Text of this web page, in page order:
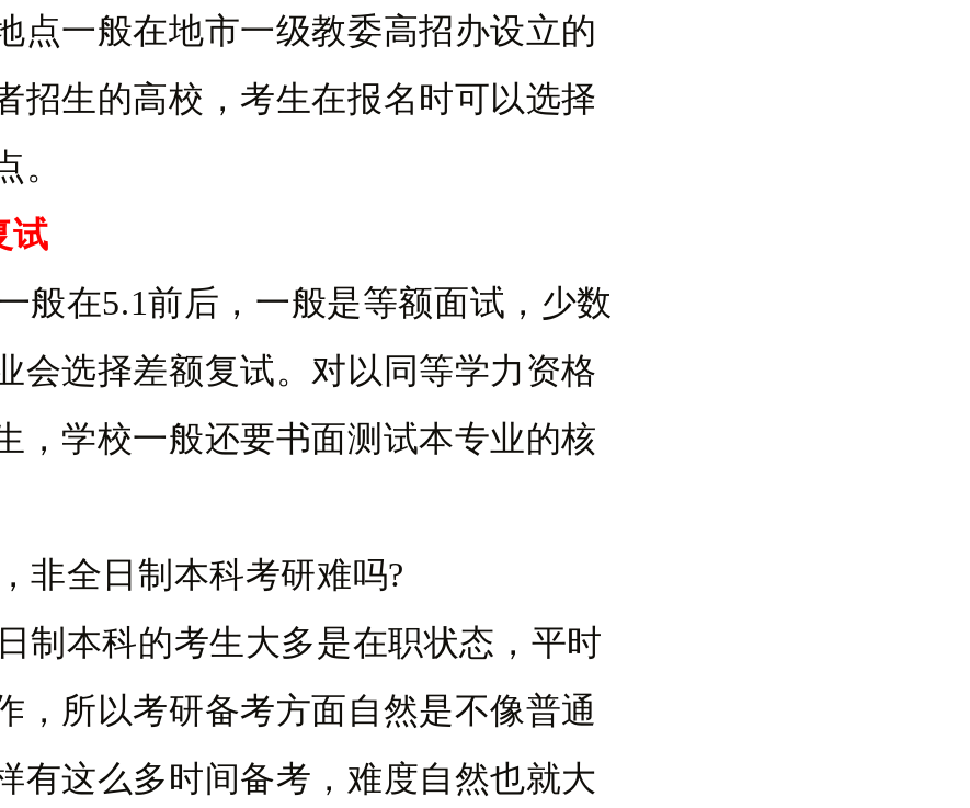
点一般在地市一级教委高招办设立的
招生的高校，考生在报名时可以选择
。
试
在5.1前后，一般是等额面试，少数
会选择差额复试。对以同等学力资格
，学校一般还要书面测试本专业的核
全日制本科考研难吗?
本科的考生大多是在职状态，平时
，所以考研备考方面自然是不像普通
有这么多时间备考，难度自然也就大